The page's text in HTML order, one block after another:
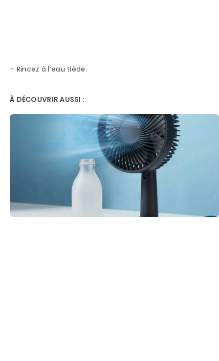
– Rincez à l’eau tiède.
À DÉCOUVRIR AUSSI :